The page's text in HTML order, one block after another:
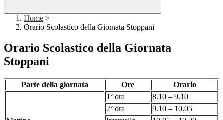
Home >
Orario Scolastico della Giornata Stoppani
Orario Scolastico della Giornata
Stoppani
Parte della giornata Ore Orario
1° ora
8.10 – 9.10
2° ora
9.10 – 10.05